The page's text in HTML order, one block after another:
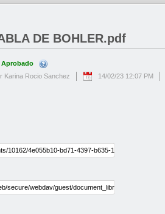
DE BOHLER.pdf
Aprobado
Karina Rocio Sanchez
14/02/23 12:07 PM